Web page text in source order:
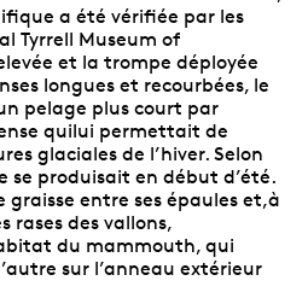
a été vérifiée par les
Tyrrell Museum of
et la trompe déployée
longues et recourbées, le
pelage plus court par
quilui permettait de
glaciales de l’hiver. Selon
se produisait en début d’été.
graisse entre ses épaules et,à
rases des vallons,
du mammouth, qui
sur l’anneau extérieur